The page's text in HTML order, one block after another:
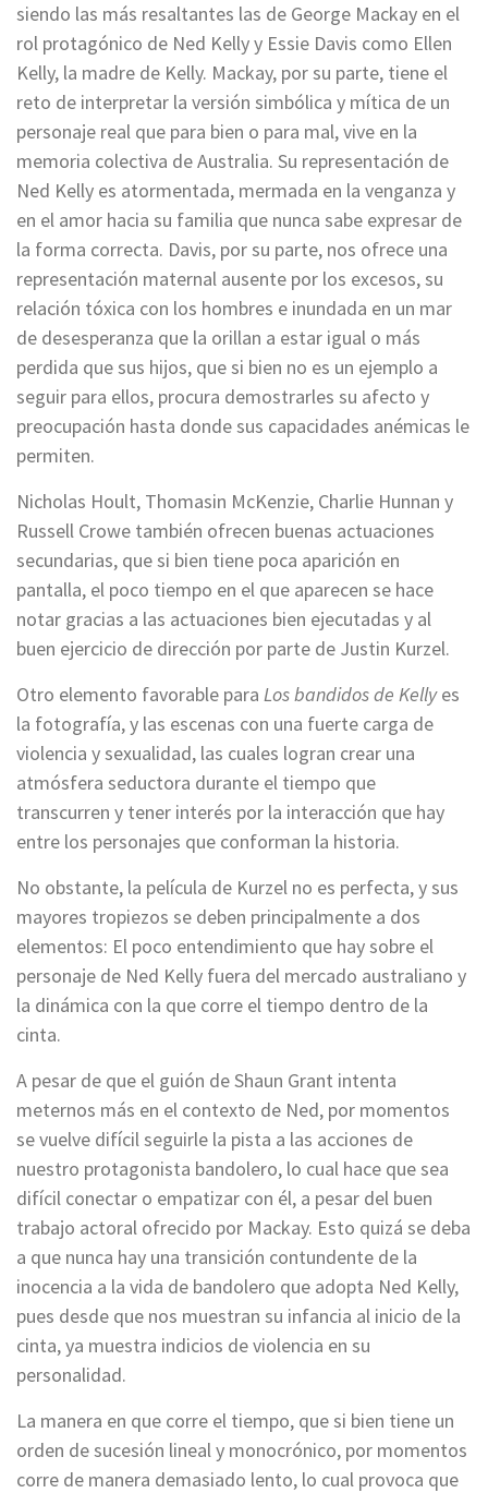
siendo las más resaltantes las de George Mackay en el
rol protagónico de Ned Kelly y Essie Davis como Ellen
Kelly, la madre de Kelly. Mackay, por su parte, tiene el
reto de interpretar la versión simbólica y mítica de un
personaje real que para bien o para mal, vive en la
memoria colectiva de Australia. Su representación de
Ned Kelly es atormentada, mermada en la venganza y
en el amor hacia su familia que nunca sabe expresar de
la forma correcta. Davis, por su parte, nos ofrece una
representación maternal ausente por los excesos, su
relación tóxica con los hombres e inundada en un mar
de desesperanza que la orillan a estar igual o más
perdida que sus hijos, que si bien no es un ejemplo a
seguir para ellos, procura demostrarles su afecto y
preocupación hasta donde sus capacidades anémicas le
permiten.
Nicholas Hoult, Thomasin McKenzie, Charlie Hunnan y
Russell Crowe también ofrecen buenas actuaciones
secundarias, que si bien tiene poca aparición en
pantalla, el poco tiempo en el que aparecen se hace
notar gracias a las actuaciones bien ejecutadas y al
buen ejercicio de dirección por parte de Justin Kurzel.
Otro elemento favorable para Los bandidos de Kellyes
la fotografía, y las escenas con una fuerte carga de
violencia y sexualidad, las cuales logran crear una
atmósfera seductora durante el tiempo que
transcurren y tener interés por la interacción que hay
entre los personajes que conforman la historia.
No obstante, la película de Kurzel no es perfecta, y sus
mayores tropiezos se deben principalmente a dos
elementos: El poco entendimiento que hay sobre el
personaje de Ned Kelly fuera del mercado australiano y
la dinámica con la que corre el tiempo dentro de la
cinta.
A pesar de que el guión de Shaun Grant intenta
meternos más en el contexto de Ned, por momentos
se vuelve difícil seguirle la pista a las acciones de
nuestro protagonista bandolero, lo cual hace que sea
difícil conectar o empatizar con él, a pesar del buen
trabajo actoral ofrecido por Mackay. Esto quizá se deba
a que nunca hay una transición contundente de la
inocencia a la vida de bandolero que adopta Ned Kelly,
pues desde que nos muestran su infancia al inicio de la
cinta, ya muestra indicios de violencia en su
personalidad.
La manera en que corre el tiempo, que si bien tiene un
orden de sucesión lineal y monocrónico, por momentos
corre de manera demasiado lento, lo cual provoca que